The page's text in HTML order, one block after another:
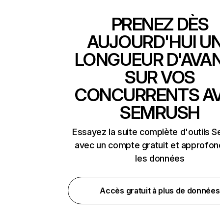
PRENEZ DÈS
AUJOURD'HUI
LONGUEUR
SUR VOS
CONCURRENTS
SEMRUSH
Essayez la suite complète d'outils
avec un compte gratuit et
les données
Accès gratuit à plus de données